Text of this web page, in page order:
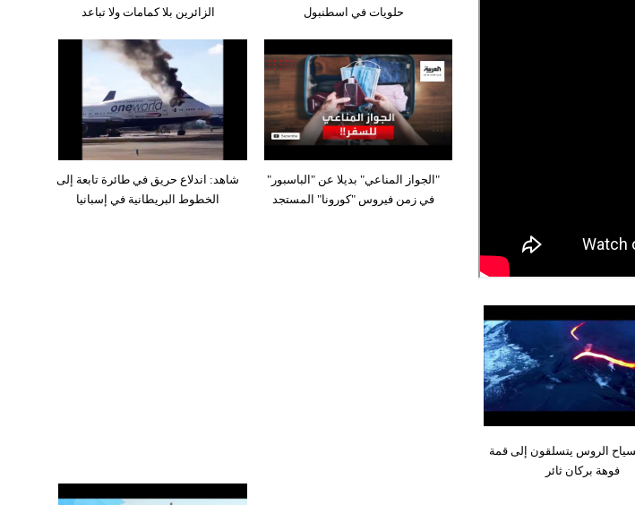
الروس يتسلقون إلى قمة
فوهة بركان ثائر
الزائرين بلا كمامات ولا تباعد
حلويات في اسطنبول
شاهد: اندلاع حريق في طائرة تابعة إلى
الخطوط البريطانية في إسبانيا
"الجواز المناعي" بديلا عن "الباسبور"
في زمن فيروس "كورونا" المستجد